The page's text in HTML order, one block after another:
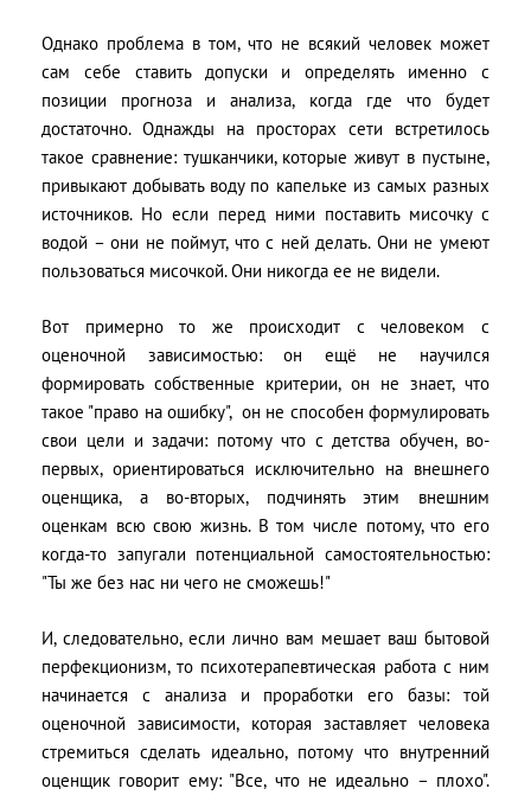
Однако проблема в том, что не всякий человек может
сам себе ставить допуски и определять именно с
позиции прогноза и анализа, когда где что будет
достаточно. Однажды на просторах сети встретилось
такое сравнение: тушканчики, которые живут в пустыне,
привыкают добывать воду по капельке из самых разных
источников. Но если перед ними поставить мисочку с
водой – они не поймут, что с ней делать. Они не умеют
пользоваться мисочкой. Они никогда ее не видели.
Вот примерно то же происходит с человеком с
оценочной зависимостью: он ещё не научился
формировать собственные критерии, он не знает, что
такое "право на ошибку", он не способен формулировать
свои цели и задачи: потому что с детства обучен, во-
первых, ориентироваться исключительно на внешнего
оценщика, а во-вторых, подчинять этим внешним
оценкам всю свою жизнь. В том числе потому, что его
когда-то запугали потенциальной самостоятельностью:
"Ты же без нас ни чего не сможешь!"
И, следовательно, если лично вам мешает ваш бытовой
перфекционизм, то психотерапевтическая работа с ним
начинается с анализа и проработки его базы: той
оценочной зависимости, которая заставляет человека
стремиться сделать идеально, потому что внутренний
оценщик говорит ему: "Все, что не идеально – плохо".